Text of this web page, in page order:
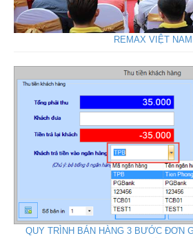
REMAX VIỆT NAM
QUY TRÌNH BÁN HÀNG 3 BƯỚC ĐƠN